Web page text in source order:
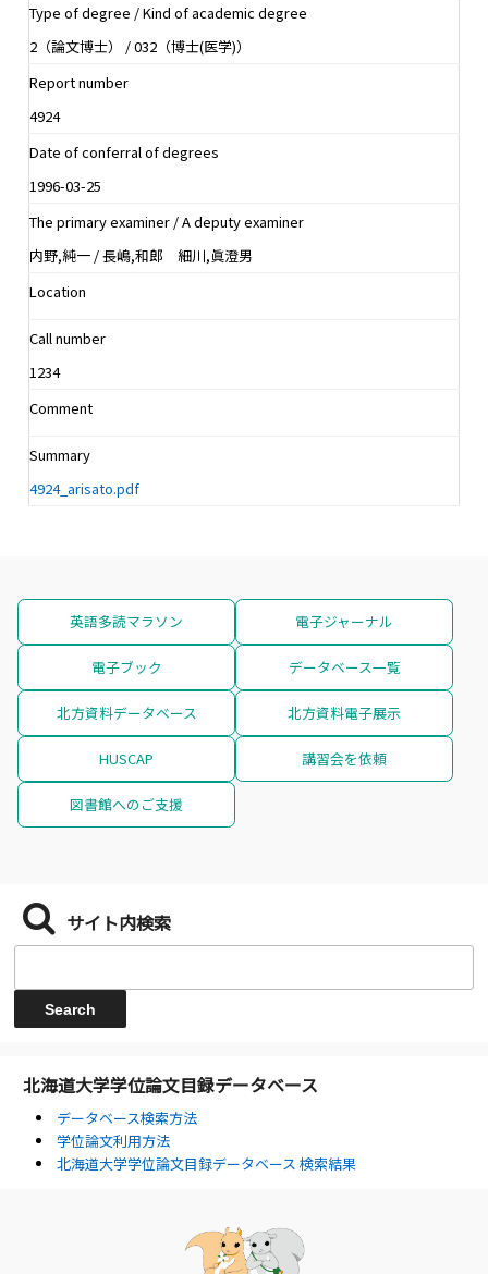
Type of degree / Kind of academic degree
2（論文博士） / 032（博士(医学)）
Report number
4924
Date of conferral of degrees
1996-03-25
The primary examiner / A deputy examiner
内野,純一 / 長嶋,和郎 細川,眞澄男
Location
Call number
1234
Comment
Summary
4924_arisato.pdf
英語多読マラソン 電子ジャーナル
電子ブック データベース一覧
北方資料データベース 北方資料電子展示
HUSCAP 講習会を依頼
図書館へのご支援
サイト内検索
北海道大学学位論文目録データベース
データベース検索方法
学位論文利用方法
北海道大学学位論文目録データベース 検索結果